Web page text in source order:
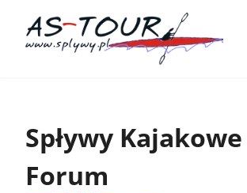
Spływy Kajakowe
Forum